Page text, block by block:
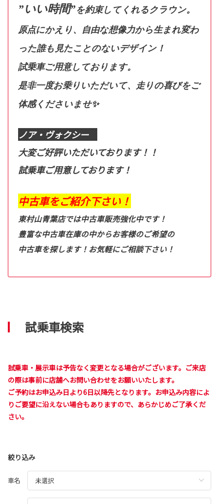
”いい時間”を約束してくれるクラウン。
原点にかえり、自由な想像力から生まれ変わ
った誰も見たことのないデザイン！
試乗車ご用意しております。
是非一度お乗りいただいて、走りの喜びをご
体感くださいませ✨
ノア・ヴォクシー
大変ご好評いただいております！！
試乗車ご用意しております！
中古車をご紹介下さい！
東村山青葉店では中古車販売強化中です！
豊富な中古車在庫の中からお客様のご希望の
中古車を探します！お気軽にご相談下さい！
試乗車検索
試乗車・展示車は予告なく変更となる場合がございます。ご来店
の際は事前に店舗へお問い合わせをお願いいたします。
ご予約はお申込み日より6日以降先となります。お申込み内容によ
りご要望に沿えない場合もありますので、あらかじめご了承くだ
さい。
絞り込み
車名